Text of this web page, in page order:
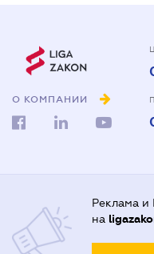
О КОМПАНИИ
Реклама и
на